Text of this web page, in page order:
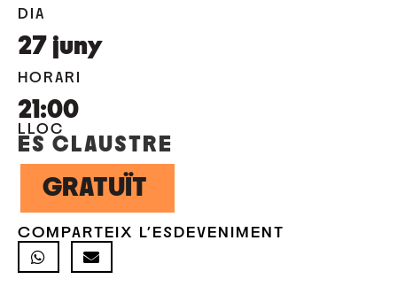
DIA
27 juny
HORARI
21:00
LLOC
ES CLAUSTRE
GRATUÏT
COMPARTEIX L'ESDEVENIMENT